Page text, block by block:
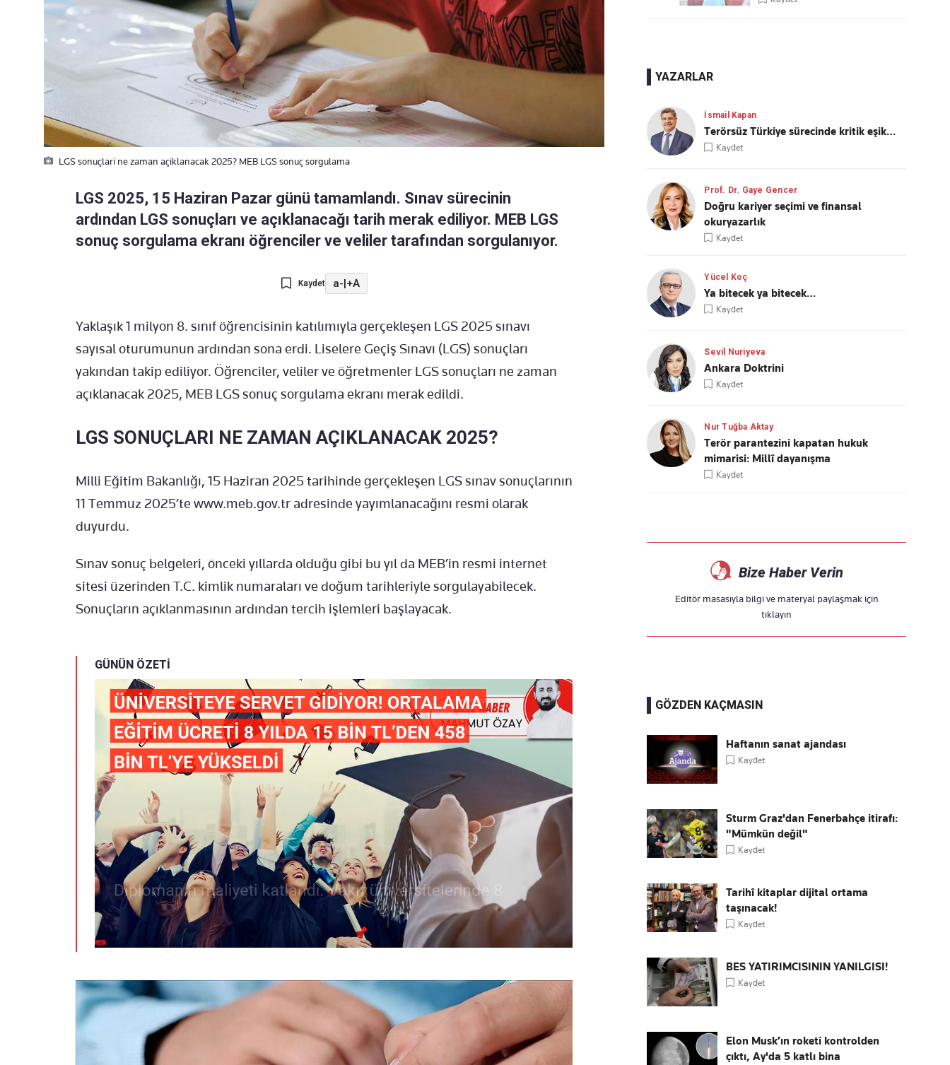
LGS sonuçlari ne zaman açiklanacak 2025? MEB LGS sonuç sorgulama
LGS 2025, 15 Haziran Pazar günü tamamlandı. Sınav sürecinin
ardından LGS sonuçları ve açıklanacağı tarih merak ediliyor. MEB LGS
sonuç sorgulama ekranı öğrenciler ve veliler tarafından sorgulanıyor.
Kaydet a-|+A
Yaklaşık 1 milyon 8. sınıf öğrencisinin katılımıyla gerçekleşen LGS 2025 sınavı
sayısal oturumunun ardından sona erdi. Liselere Geçiş Sınavı (LGS) sonuçları
yakından takip ediliyor. Öğrenciler, veliler ve öğretmenler LGS sonuçları ne zaman
açıklanacak 2025, MEB LGS sonuç sorgulama ekranı merak edildi.
LGS SONUÇLARI NE ZAMAN AÇIKLANACAK 2025?
Milli Eğitim Bakanlığı, 15 Haziran 2025 tarihinde gerçekleşen LGS sınav sonuçlarının
11 Temmuz 2025’te www.meb.gov.tr adresinde yayımlanacağını resmi olarak
duyurdu.
Sınav sonuç belgeleri, önceki yıllarda olduğu gibi bu yıl da MEB’in resmi internet
sitesi üzerinden T.C. kimlik numaraları ve doğum tarihleriyle sorgulayabilecek.
Sonuçların açıklanmasının ardından tercih işlemleri başlayacak.
GÜNÜN ÖZETİ
YAZARLAR
İsmail Kapan
Terörsüz Türkiye sürecinde kritik eşik…
Kaydet
Prof. Dr. Gaye Gencer
Doğru kariyer seçimi ve finansal
okuryazarlık
Kaydet
Yücel Koç
Ya bitecek ya bitecek…
Kaydet
Sevil Nuriyeva
Ankara Doktrini
Kaydet
Nur Tuğba Aktay
Terör parantezini kapatan hukuk
mimarisi: Millî dayanışma
Kaydet
Bize Haber Verin
Editör masasıyla bilgi ve materyal paylaşmak için
tıklayın
GÖZDEN KAÇMASIN
Haftanın sanat ajandası
Kaydet
Sturm Graz'dan Fenerbahçe itirafı:
"Mümkün değil"
Kaydet
Tarihî kitaplar dijital ortama
taşınacak!
Kaydet
BES YATIRIMCISININ YANILGISI!
Kaydet
Elon Musk’ın roketi kontrolden
çıktı, Ay'da 5 katlı bina